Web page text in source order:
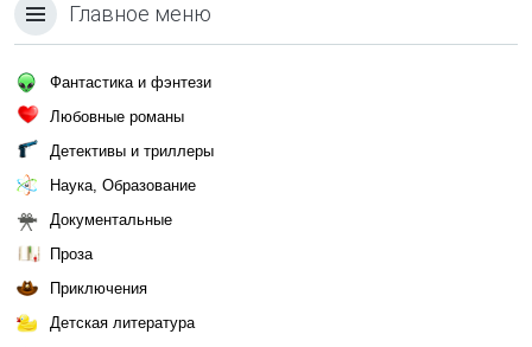
Главное меню
Фантастика и фэнтези
Любовные романы
Детективы и триллеры
Наука, Образование
Документальные
Проза
Приключения
Детская литература